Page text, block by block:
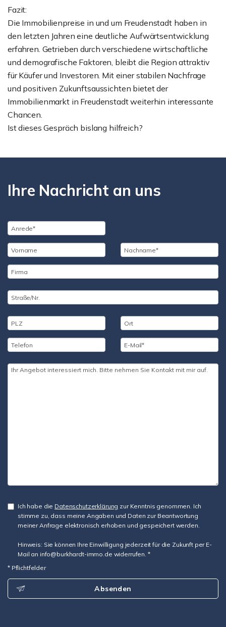
Fazit:
Die Immobilienpreise in und um Freudenstadt haben in
den letzten Jahren eine deutliche Aufwärtsentwicklung
erfahren. Getrieben durch verschiedene wirtschaftliche
und demografische Faktoren, bleibt die Region attraktiv
für Käufer und Investoren. Mit einer stabilen Nachfrage
und positiven Zukunftsaussichten bietet der
Immobilienmarkt in Freudenstadt weiterhin interessante
Chancen.
Ist dieses Gespräch bislang hilfreich?
Ihre Nachricht an uns
Ich habe die Datenschutzerklärung zur Kenntnis genommen. Ich
stimme zu, dass meine Angaben und Daten zur Beantwortung
meiner Anfrage elektronisch erhoben und gespeichert werden.
Hinweis: Sie können Ihre Einwilligung jederzeit für die Zukunft per E-
Mail an info@burkhardt-immo.de widerrufen. *
* Pflichtfelder
Absenden